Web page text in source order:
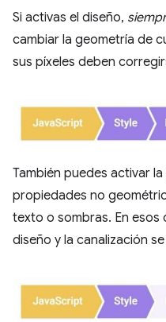
Si activas el diseño,
cambiar la geometría de
sus píxeles deben
También puedes activar
propiedades no
texto o sombras. En esos
diseño y la canalización